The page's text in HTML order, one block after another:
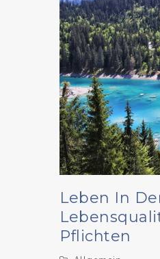
Leben In
Pflichten